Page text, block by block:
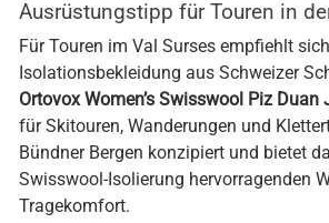
Ausrüstungstipp für Touren in
Für Touren im Val Surses empfiehlt
Isolationsbekleidung aus Schweizer
Ortovox Women’s Swisswool Piz Duan
für Skitouren, Wanderungen und
Bündner Bergen konzipiert und bietet
Swisswool-Isolierung hervorragenden
Tragekomfort.